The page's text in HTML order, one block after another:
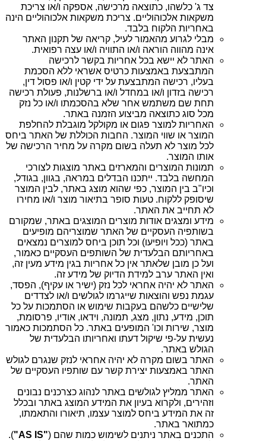
צד ג' כלשהו, כתוצאה מרכישה, אספקה ו/או צריכת
משקאות אלכוהוליים. צריכת משקאות אלכוהוליים הינה
באחריות הלקוח בלבד.
מבלי לגרוע מהאמור לעיל, קריאה של תקנון האתר
אינה מהווה הוראה ו/או התוויה ו/או עצה רפואית.
האתר לא יישא בכל אחריות בקשר לרכישה
המתבצעת באמצעות כרטיס אשראי ללא הסכמת
בעליו, רכישה המתבצעת על ידי קטין ו/או פסול דין,
רכישה בזדון ו/או במחדל ו/או ברשלנות, פעולת רכישה
תחת שם משתמש אחר שלא בהסכמתו ו/או כל נזק
מכל סוג כתוצאה מביצוע הזמנה באתר.
האחריות למוצר פגום או מקולקל מוגבלת להחלפת
המוצר או שווי המוצר. החבות הכוללת של האתר ביחס
לכל מוצר לא תעלה בשום מקרה על מחיר הרכישה של
אותו המוצר.
תמונות המוצרים והמארזים באתר מוצגות לצורכי
המחשה בלבד. ייתכנו הבדלים במראה, בגוון, בגודל,
וכיו"ב בין המוצר, כפי שהוא מוצג באתר, לבין המוצר
שיסופק ללקוח. טעות סופר בתיאור מוצר ו/או מחירו
לא תחייב את האתר.
מידע ומצגים אודות מוצרים המוצגים באתר, שמקורם
בשותפיה העסקיים של האתר שמוצריהם מופיעים
באתר (ככל ויופיעו) וכל תוכן ביחס למוצרים נמצאים
באחריותם הבלעדית של השותפים העסקיים כאמור,
ועל כן מובן שלאתר אין כל אחריות בגין מידע מעין זה,
ואין האתר ערב למידת הדיוק של מידע זה.
האתר לא יהיה אחראי לכל נזק (ישיר או עקיף), הפסד,
עגמת נפש והוצאות שייגרמו לגולשים ו/או לצדדים
שלישיים כלשהם בעקבות שימוש או הסתמכות על כל
תוכן, מידע, נתון, מצג, תמונה, וידאו, אודיו, פרסומת,
מוצר, שירות וכו' המופעים באתר. כל הסתמכות כאמור
נעשית על-פי שיקול דעתו ואחריותו הבלעדית של
הגולש באתר.
האתר בשום מקרה לא יהיה אחראי לנזק שנגרם לגולש
האתר באמצעות יצירת קשר עם שותפיו העסקיים של
האתר.
האתר ממליץ לגולשים באתר לנהוג כצרכנים נבונים
וזהירים, ולקרוא בעיון את המידע המוצג באתר ובכלל
זה את המידע ביחס למוצר עצמו, תיאורו והתאמתו,
כמתואר באתר.
התכנים באתר ניתנים לשימוש כמות שהם ("AS IS"
).